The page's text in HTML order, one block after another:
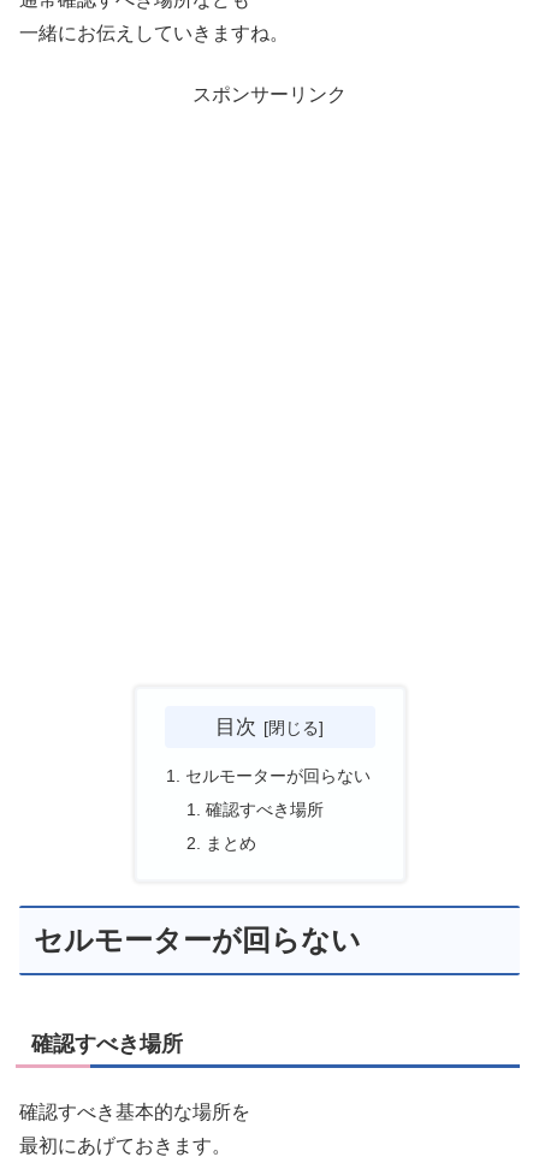
一緒にお伝えしていきますね。
スポンサーリンク
目次
セルモーターが回らない
確認すべき場所
まとめ
セルモーターが回らない
確認すべき場所
確認すべき基本的な場所を
最初にあげておきます。